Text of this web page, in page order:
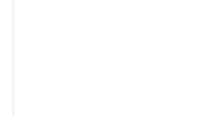
EESTI FILIAAL